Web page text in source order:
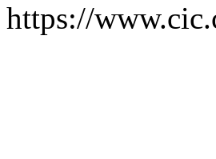
https://